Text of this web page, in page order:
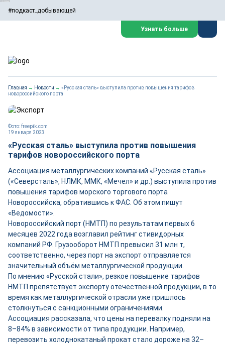
#подкаст_добывающей
Узнать больше
Главная → Новости → «Русская сталь» выступила против повышения тарифов
новороссийского порта
19 января 2023
Фото: freepik.com
«Русская сталь» выступила против повышения
тарифов новороссийского порта
Ассоциация металлургических компаний «Русская сталь»
(«Северсталь», НЛМК, ММК, «Мечел» и др.) выступила против
повышения тарифов морского торгового порта
Новороссийска, обратившись к ФАС. Об этом пишут
«Ведомости».
Новороссийский порт (НМТП) по результатам первых 6
месяцев 2022 года возглавил рейтинг стивидорных
компаний РФ. Грузооборот НМТП превысил 31 млн т,
соответственно, через порт на экспорт отправляется
значительный объём металлургической продукции.
По мнению «Русской стали», резкое повышение тарифов
НМТП препятствует экспорту отечественной продукции, в то
время как металлургической отрасли уже пришлось
столкнуться с санкционными ограничениями.
Ассоциация рассказала, что цены на перевалку подняли на
8–84% в зависимости от типа продукции. Например,
перевозить холоднокатаный прокат стало дороже на 32–